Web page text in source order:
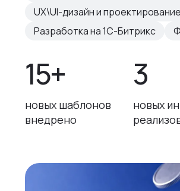
UX\UI-дизайн и проектирование
Разработка на 1С-Битрикс
15+
новых шаблонов
внедрено
3
новых